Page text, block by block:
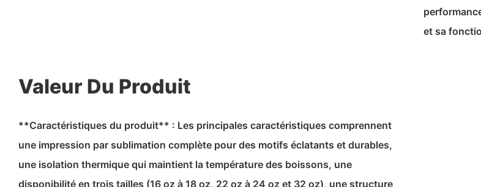
et sa
Valeur Du Produit
**Caractéristiques du produit** : Les principales caractéristiques comprennent
une impression par sublimation complète pour des motifs éclatants et durables,
une isolation thermique qui maintient la température des boissons, une
disponibilité en trois tailles (16 oz à 18 oz, 22 oz à 24 oz et 32 ​​oz), une structure